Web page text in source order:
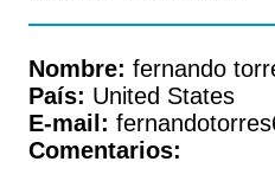
Nombre: fernando
País: United States
E-mail:
Comentarios: